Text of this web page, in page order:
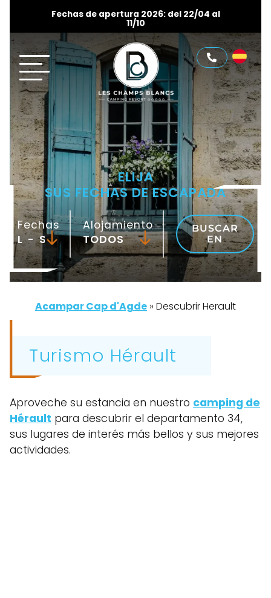
Fechas de apertura 2026: del 22/04 al
11/10
ELIJA
SUS FECHAS DE ESCAPADA
Fechas
-
Alojamiento
BUSCAR
EN
Acampar Cap d'Agde » Descubrir Herault
Turismo Hérault
Aproveche su estancia en nuestro camping de
Hérault para descubrir el departamento 34,
sus lugares de interés más bellos y sus mejores
actividades.